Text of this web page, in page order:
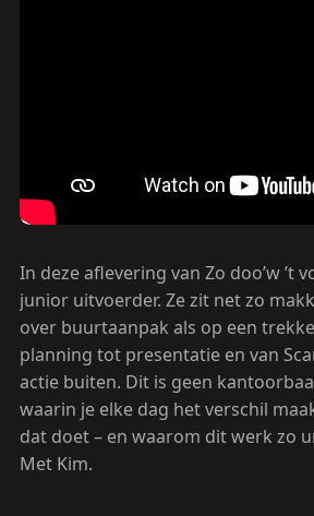
In deze aflevering van Zo doo’w ’t
junior uitvoerder. Ze zit net zo
over buurtaanpak als op een
planning tot presentatie en van
actie buiten. Dit is geen
waarin je elke dag het verschil
dat doet – en waarom dit werk zo
Met Kim.